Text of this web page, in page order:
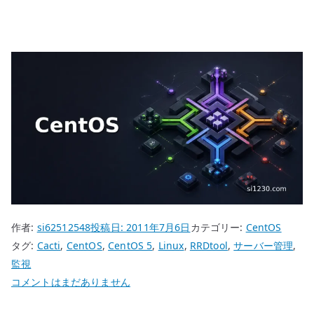
作者: si62512548投稿日:2011年7月6日 カテゴリー: CentOS
タグ: Cacti, CentOS,CentOS 5, Linux, RRDtool,サーバー管理,
監視
CentOS
コメントはまだありません